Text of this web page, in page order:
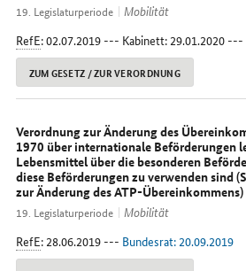
19. Legislaturperiode
Mobilität
RefE: 02.07.2019 --- Kabinett: 29.01.2020 ---
ZUM GESETZ / ZUR VERORDNUNG
Verordnung zur Änderung des
1970 über internationale Beförderungen
Lebensmittel über die besonderen
diese Beförderungen zu verwenden sind
zur Änderung des ATP-Übereinkommens)
19. Legislaturperiode
Mobilität
RefE: 28.06.2019 --- Bundesrat: 20.09.2019